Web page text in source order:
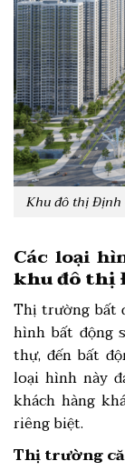
Khu đô thị Định
Các loại
khu đô thị
Thị trường bất
hình bất động
thự, đến bất
loại hình này
khách hàng
riêng biệt.
Thị trường